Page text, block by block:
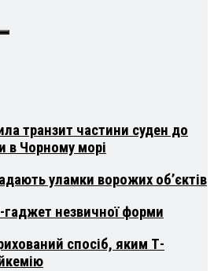
транзит частини суден до
в Чорному морі
уламки ворожих об’єктів
гаджет незвичної форми
спосіб, яким Т-